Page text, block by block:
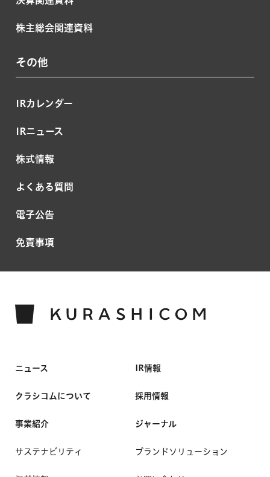
株主総会関連資料
その他
IRカレンダー
IRニュース
株式情報
よくある質問
電子公告
免責事項
ニュース
クラシコムについて
事業紹介
IR情報
採用情報
ジャーナル
サステナビリティ ブランドソリューション